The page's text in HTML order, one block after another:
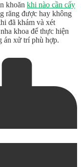
khoăn khi nào cần cấy
răng được hay không
đã khám và xét
khoa để thực hiện
án xử trí phù hợp.